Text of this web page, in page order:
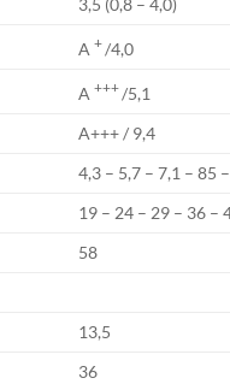
3,5 (0,8 – 4,0)
A+/4,0
A+++/5,1
A+++ / 9,4
4,3 – 5,7 – 7,1 – 85
19 – 24 – 29 – 36 –
58
13,5
36